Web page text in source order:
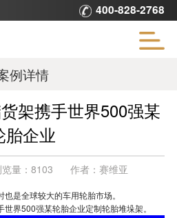
400-828-2768
例详情
架携手世界500强某
胎企业
量： 8103 作者： 赛维亚
是全球较大的车用轮胎市场。
界500强某轮胎企业定制轮胎堆垛架。